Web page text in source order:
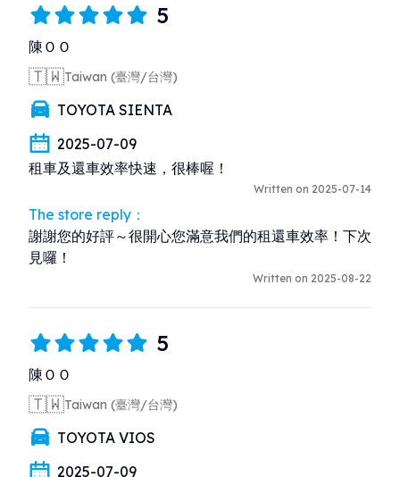
5
陳ＯＯ
🇹🇼Taiwan (臺灣/台灣)
TOYOTA SIENTA
2025-07-09
租車及還車效率快速，很棒喔！
Written on 2025-07-14
The store reply：
謝謝您的好評～很開心您滿意我們的租還車效率！下次
見囉！
Written on 2025-08-22
5
陳ＯＯ
🇹🇼Taiwan (臺灣/台灣)
TOYOTA VIOS
2025-07-09